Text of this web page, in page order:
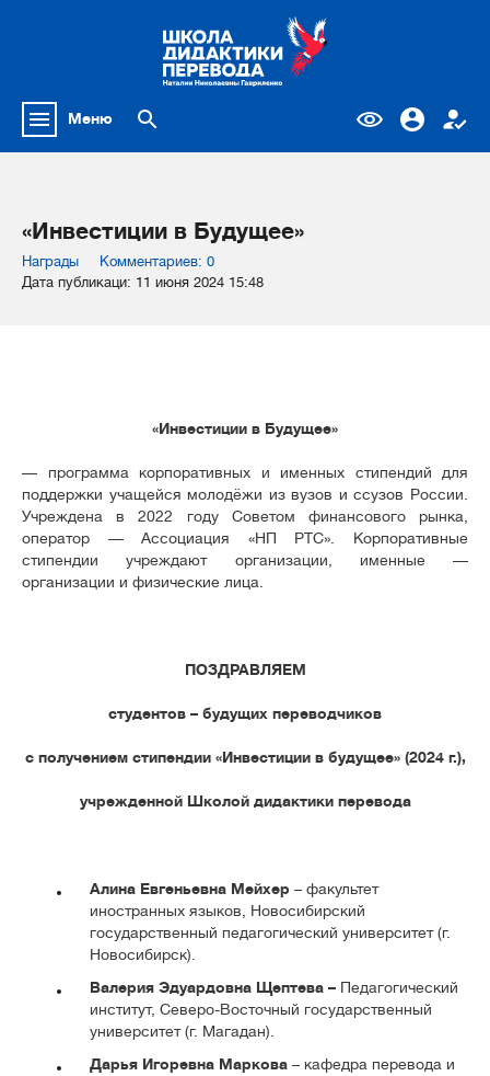
Меню
«Инвестиции в Будущее»
Награды
Комментариев: 0
Дата публикаци: 11 июня 2024 15:48
«Инвестиции в Будущее»
— программа корпоративных и именных стипендий для
поддержки учащейся молодёжи из вузов и ссузов России.
Учреждена в 2022 году Советом финансового рынка,
оператор — Ассоциация «НП РТС». Корпоративные
стипендии учреждают организации, именные —
организации и физические лица.
ПОЗДРАВЛЯЕМ
студентов – будущих переводчиков
с получением стипендии «Инвестиции в будущее» (2024 г.),
учрежденной Школой дидактики перевода
Алина Евгеньевна Мейхер – факультет
иностранных языков, Новосибирский
государственный педагогический университет (г.
Новосибирск).
Валерия Эдуардовна Щептева – Педагогический
институт, Северо-Восточный государственный
университет (г. Магадан).
Дарья Игоревна Маркова – кафедра перевода и